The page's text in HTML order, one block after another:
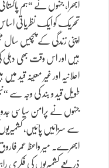
ابھرا، جنہوں نے “ہم
تحریک کو ایک نظریاتی
اپنی زندگی کے پچیس
اعلانیہ اور غیر معینہ قید
طویل قید و بند کی وجہ سے
جنہوں نے پرامن سیاسی
سے سزائیں پائیں،
ابھرے۔ میر واعظ عمر
ذریعے کشمیریوں کی فکری